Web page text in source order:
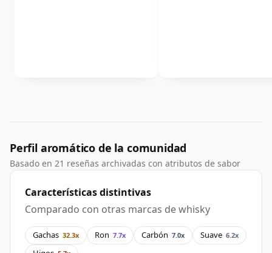
Perfil aromático de la comunidad
Basado en 21 reseñas archivadas con atributos de sabor
Características distintivas
Comparado con otras marcas de whisky
Gachas 32.3x Ron 7.7x Carbón 7.0x Suave 6.2x